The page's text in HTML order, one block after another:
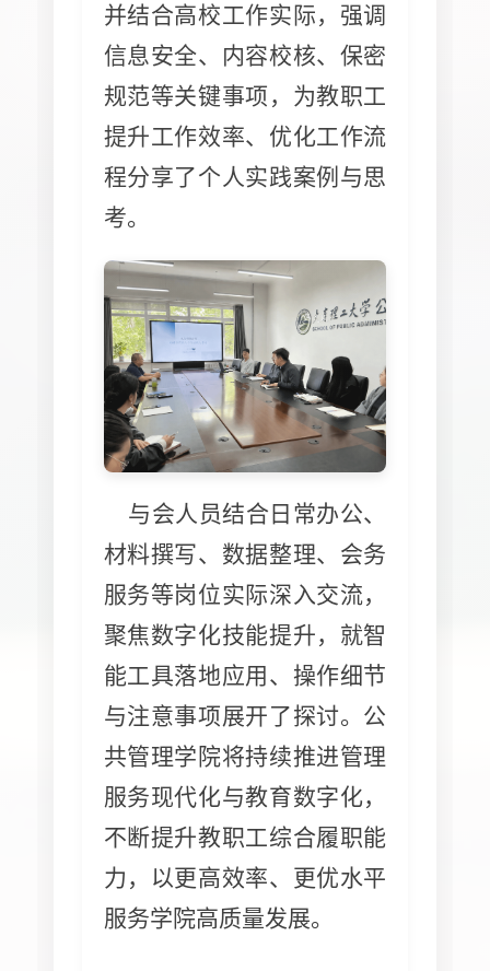
并结合高校工作实际，强调
信息安全、内容校核、保密
规范等关键事项，为教职工
提升工作效率、优化工作流
程分享了个人实践案例与思
考。
与会人员结合日常办公、
材料撰写、数据整理、会务
服务等岗位实际深入交流，
聚焦数字化技能提升，就智
能工具落地应用、操作细节
与注意事项展开了探讨。公
共管理学院将持续推进管理
服务现代化与教育数字化，
不断提升教职工综合履职能
力，以更高效率、更优水平
服务学院高质量发展。